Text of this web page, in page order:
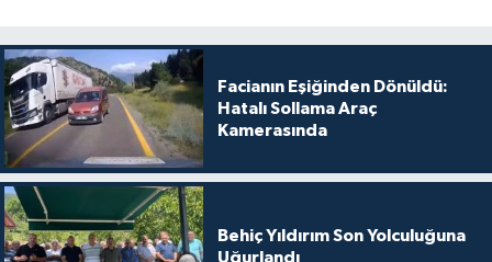
Facianın Eşiğinden Dönüldü:
Hatalı Sollama Araç
Kamerasında
Behiç Yıldırım Son Yolculuğuna
Uğurlandı